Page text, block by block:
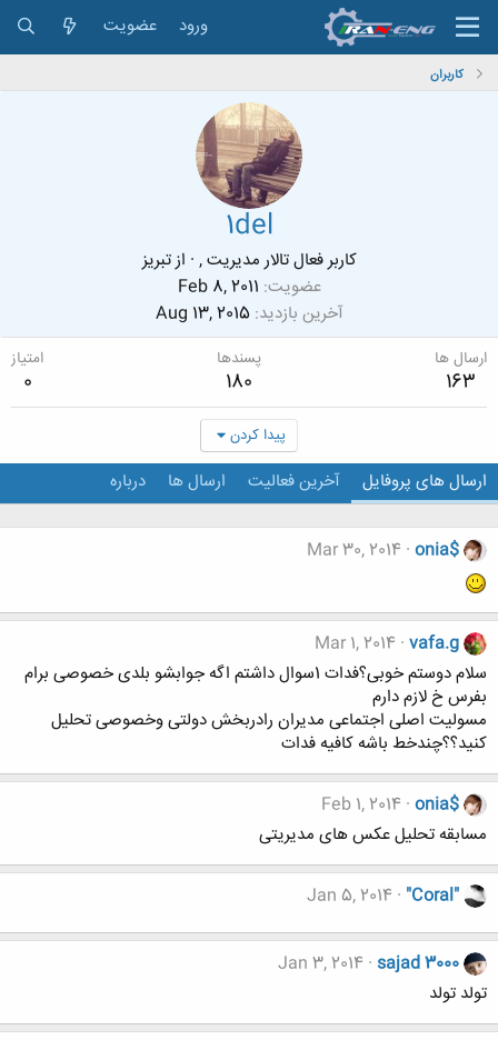
ورود عضویت
کاربران
1del
کاربر فعال تالار مدیریت , · ازتبریز
عضویت Feb 8, 2011
آخرین بازدید Aug 13, 2015
ارسال ها
163
پسندها
180
امتیاز
0
پیدا کردن
ارسال های پروفایل آخرین فعالیت ارسال ها درباره
onia$
Mar 30, 2014
vafa.g
Mar 1, 2014
سلام دوستم خوبی؟فدات 1سوال داشتم اگه جوابشو بلدی خصوصی برام
بفرس خ لازم دارم
مسولیت اصلی اجتماعی مدیران رادربخش دولتی وخصوصی تحلیل
کنید؟؟چندخط باشه کافیه فدات
onia$
Feb 1, 2014
مسابقه تحلیل عکس های مدیریتی
"Coral"
Jan 5, 2014
sajad 3000
Jan 3, 2014
تولد تولد